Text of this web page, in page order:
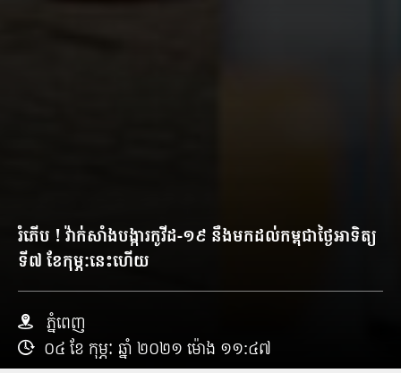
រំភើប​ ! វ៉ាក់សាំង​បង្ការ​កូ​វី​ដ​-១៩ នឹង​មក​ដល់កម្ពុជា​ថ្ងៃអាទិត្យ
ទី​៧ ខែកុម្ភៈ​នេះ​ហើយ
ភ្នំពេញ
០៤ ខែ កុម្ភៈ ឆ្នាំ ២០២១ ម៉ោង ១១:៤៧